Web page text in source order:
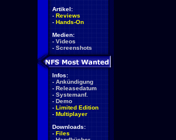
Artikel:
- Reviews
- Hands-On
Medien:
- Videos
- Screenshots
Infos:
- Ankündigung
- Releasedatum
- Systemanf.
- Demo
- Limited Edition
- Multiplayer
Downloads:
- Files